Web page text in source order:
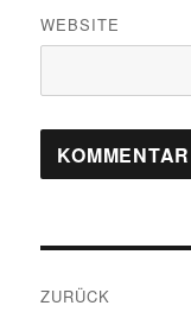
WEBSITE
ZURÜCK